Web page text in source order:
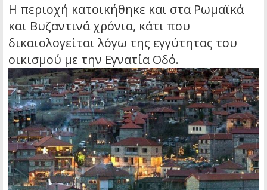
Η περιοχή κατοικήθηκε και στα Ρωμαϊκά
και Βυζαντινά χρόνια, κάτι που
δικαιολογείται λόγω της εγγύτητας του
οικισμού με την Εγνατία Οδό.